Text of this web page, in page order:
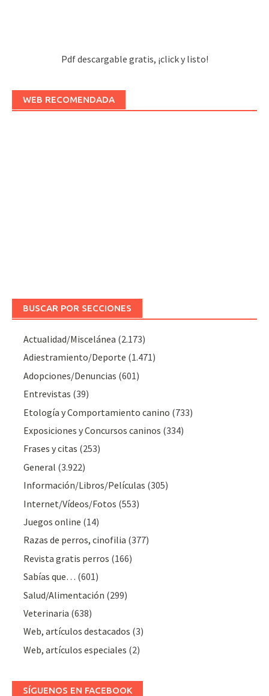
Pdf descargable gratis, ¡click y listo!
WEB RECOMENDADA
BUSCAR POR SECCIONES
Actualidad/Miscelánea (2.173)
Adiestramiento/Deporte (1.471)
Adopciones/Denuncias (601)
Entrevistas (39)
Etología y Comportamiento canino (733)
Exposiciones y Concursos caninos (334)
Frases y citas (253)
General (3.922)
Información/Libros/Películas (305)
Internet/Vídeos/Fotos (553)
Juegos online (14)
Razas de perros, cinofilia (377)
Revista gratis perros (166)
Sabías que… (601)
Salud/Alimentación (299)
Veterinaria (638)
Web, artículos destacados (3)
Web, artículos especiales (2)
SÍGUENOS EN FACEBOOK